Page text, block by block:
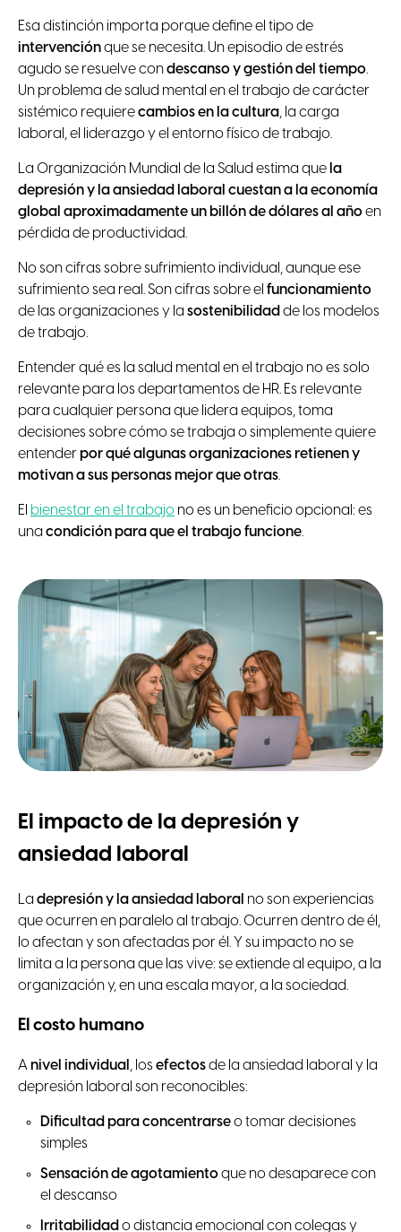
Esa distinción importa porque define el tipo de
intervenciónque se necesita. Un episodio de estrés
agudo se resuelve condescanso y gestión del tiempo.
Un problema de salud mental en el trabajo de carácter
sistémico requierecambios en la cultura, la carga
laboral, el liderazgo y el entorno físico de trabajo.
La Organización Mundial de la Salud estima que la
depresión y la ansiedad laboral cuestan a la economía
global aproximadamente un billón de dólares al añoen
pérdida de productividad.
No son cifras sobre sufrimiento individual, aunque ese
sufrimiento sea real. Son cifras sobre el funcionamiento
de las organizaciones y la sostenibilidad de los modelos
de trabajo.
Entender qué es la salud mental en el trabajo no es solo
relevante para los departamentos de HR. Es relevante
para cualquier persona que lidera equipos, toma
decisiones sobre cómo se trabaja o simplemente quiere
entenderpor qué algunas organizaciones retienen y
motivan a sus personas mejor que otras.
El bienestar en el trabajo no es un beneficio opcional: es
una condición para que el trabajo funcione.
El impacto de la depresión y
ansiedad laboral
La depresión y la ansiedad laboral no son experiencias
que ocurren en paralelo al trabajo. Ocurren dentro de él,
lo afectan y son afectadas por él. Y su impacto no se
limita a la persona que las vive: se extiende al equipo, a la
organización y, en una escala mayor, a la sociedad.
El costo humano
Anivel individual , los efectosde la ansiedad laboral y la
depresión laboral son reconocibles:
Dificultad para concentrarseo tomar decisiones
simples
Sensación de agotamientoque no desaparece con
el descanso
Irritabilidad o distancia emocional con colegas y